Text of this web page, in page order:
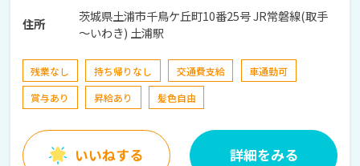
住所
茨城県土浦市千鳥ケ丘町10番25号 JR常磐線(取手
～いわき) 土浦駅
残業なし 持ち帰りなし 交通費支給
車通勤可
賞与あり
昇給あり 髪色自由
いいねする 詳細をみる